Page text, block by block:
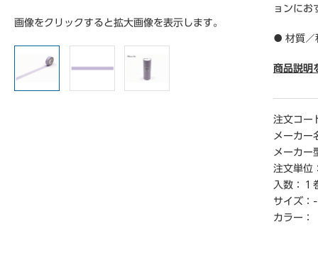
画像をクリックすると拡大画像を表示します。
ョンにお
● 材質／
● 単位
【ご注意
※実際の
場合が
商品説明
注文コー
メーカー
メーカー
注文単位
入数：
１
サイズ： -
カラー：